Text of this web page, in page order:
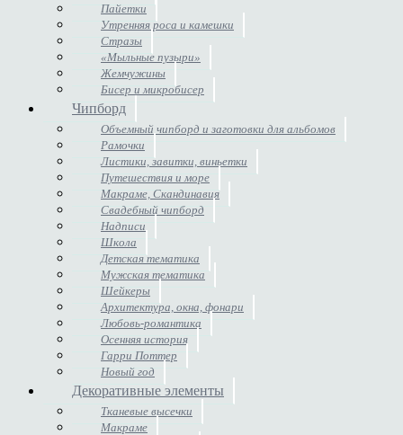
Пайетки
Утренняя роса и камешки
Стразы
«Мыльные пузыри»
Жемчужины
Бисер и микробисер
Чипборд
Объемный чипборд и заготовки для альбомов
Рамочки
Листики, завитки, виньетки
Путешествия и море
Макраме, Скандинавия
Свадебный чипборд
Надписи
Школа
Детская тематика
Мужская тематика
Шейкеры
Архитектура, окна, фонари
Любовь-романтика
Осенняя история
Гарри Поттер
Новый год
Декоративные элементы
Тканевые высечки
Макраме